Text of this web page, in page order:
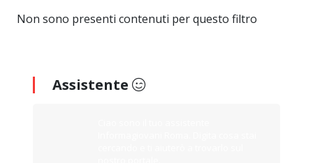
Non sono presenti contenuti per questo filtro
Assistente